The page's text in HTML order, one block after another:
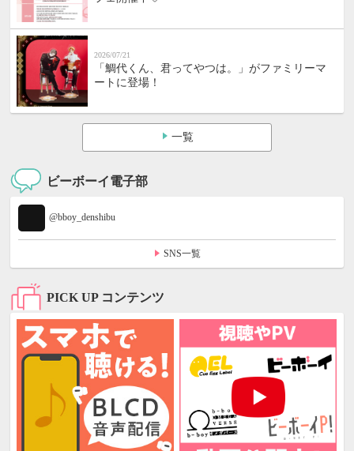
2026/07/21
「鯛代くん、君ってやつは。」がファミリーマ
ートに登場！
一覧
ビーボーイ電子部
@bboy_denshibu
SNS一覧
PICK UP コンテンツ